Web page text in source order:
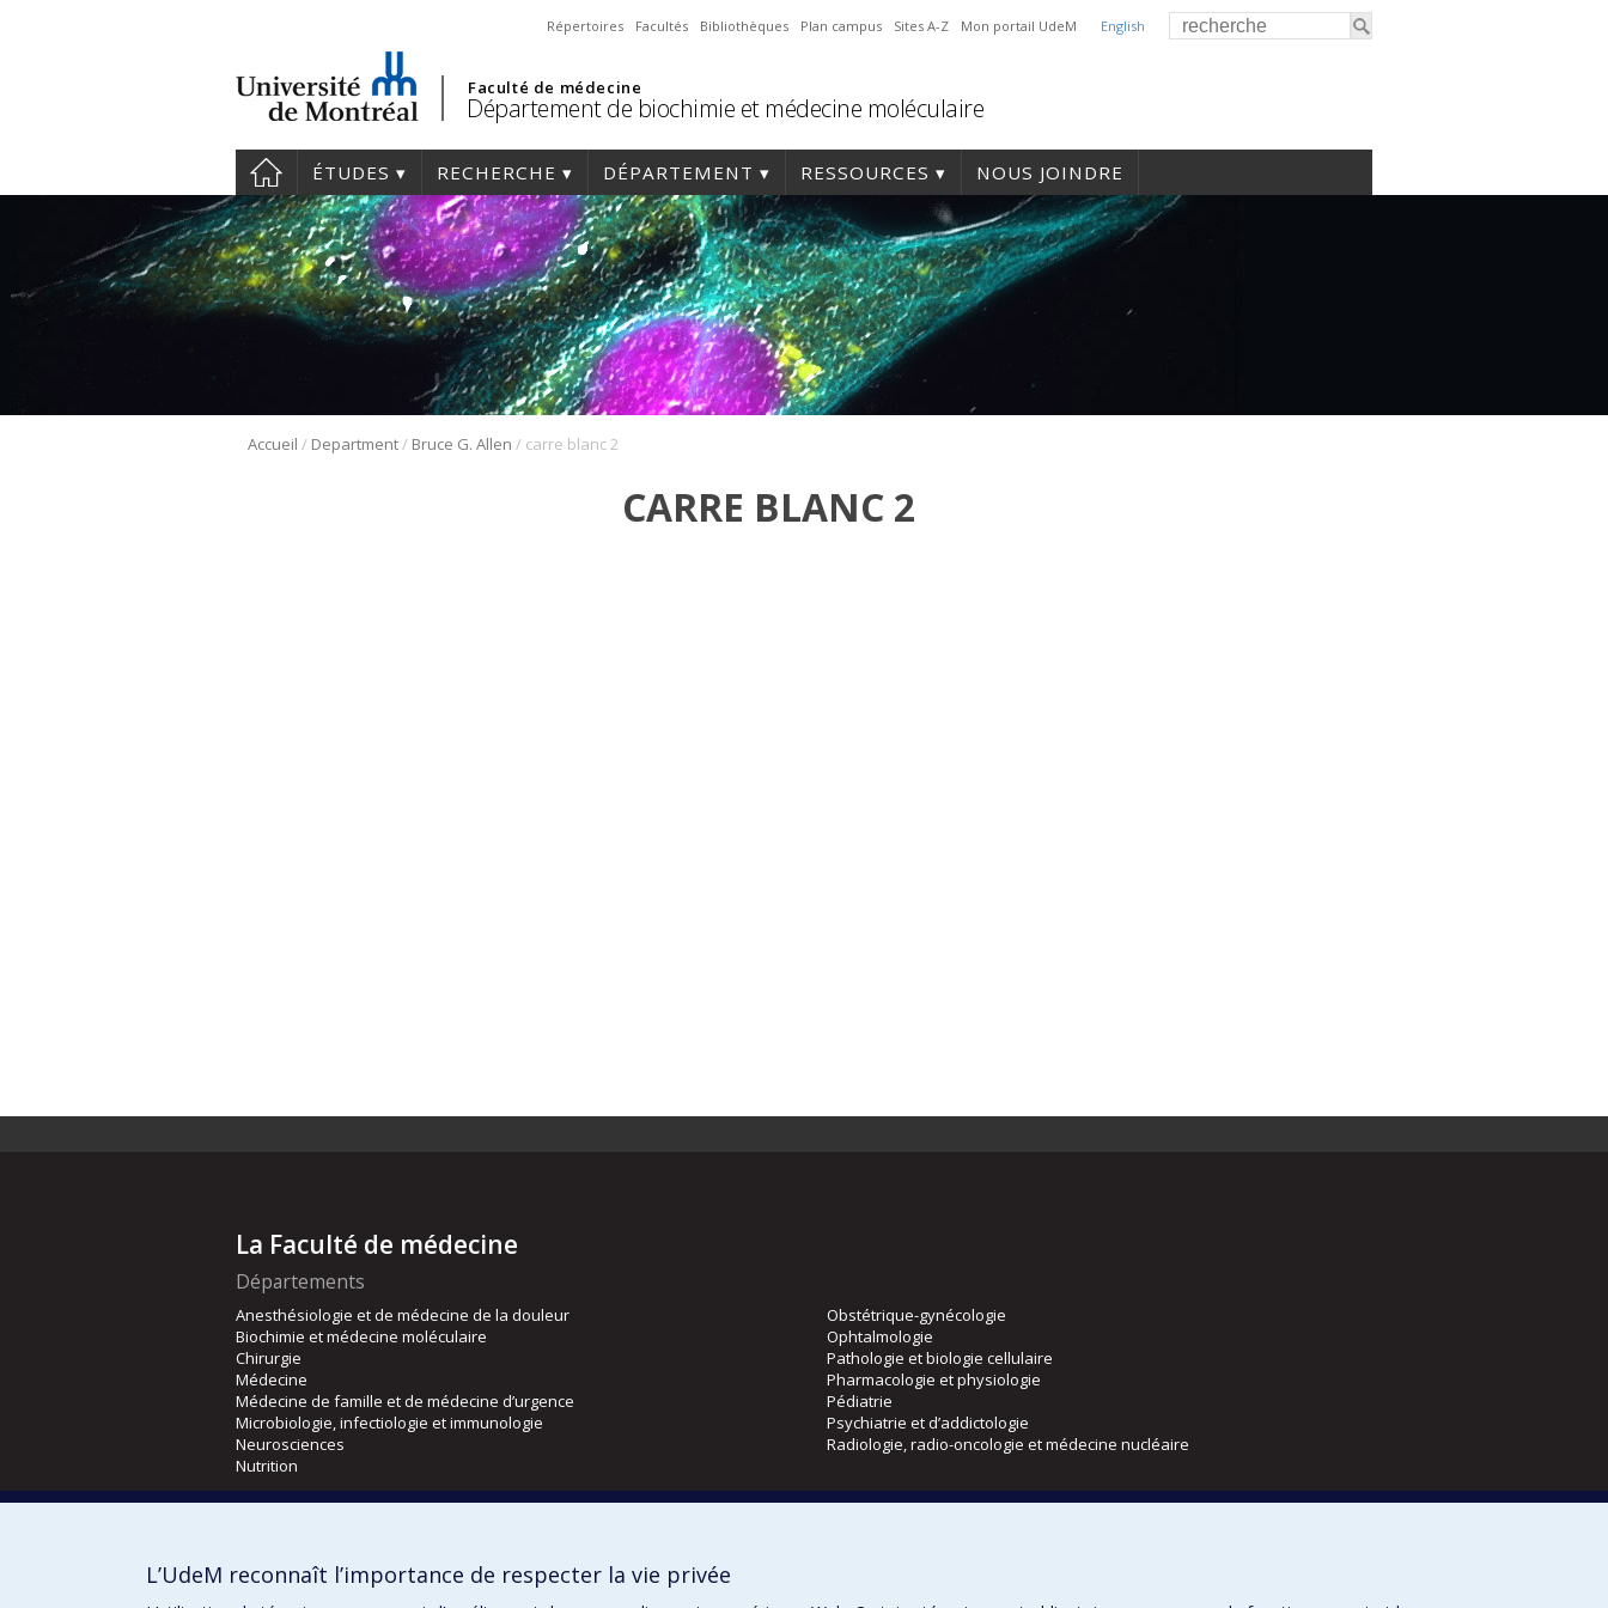
English
Répertoires Facultés Bibliothèques Plan campus Sites A-Z Mon portail UdeM
Faculté de médecine
Département de biochimie et médecine moléculaire
ÉTUDES RECHERCHE DÉPARTEMENT RESSOURCES NOUS JOINDRE
Accueil / Department/ Bruce G. Allen / carre blanc 2
CARRE BLANC 2
La Faculté de médecine
Départements
Anesthésiologie et de médecine de la douleur
Biochimie et médecine moléculaire
Chirurgie
Médecine
Médecine de famille et de médecine d’urgence
Microbiologie, infectiologie et immunologie
Neurosciences
Nutrition
Obstétrique-gynécologie
Ophtalmologie
Pathologie et biologie cellulaire
Pharmacologie et physiologie
Pédiatrie
Psychiatrie et d’addictologie
Radiologie, radio-oncologie et médecine nucléaire
Orthophonie et audiologie
L’UdeM reconnaît l’importance de respecter la vie privée